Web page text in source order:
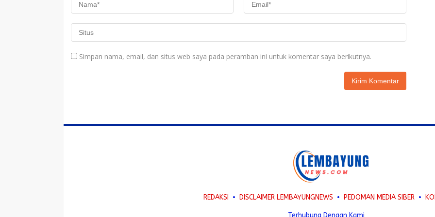
Simpan nama, email, dan situs web saya pada peramban ini untuk komentar saya berikutnya.
REDAKSI DISCLAIMER LEMBAYUNGNEWS PEDOMAN MEDIA SIBER
Terhubung Dengan Kami